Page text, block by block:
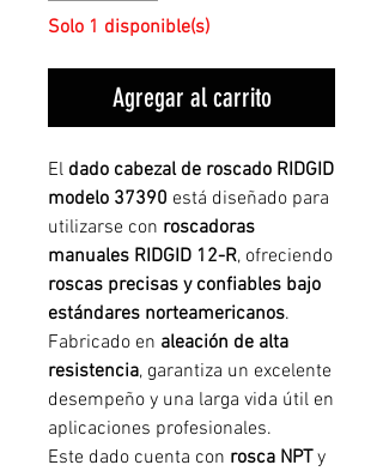
Solo 1 disponible(s)
Agregar al carrito
El dado cabezal de roscado RIDGID
modelo 37390 está diseñado para
utilizarse con roscadoras
manuales RIDGID 12-R, ofreciendo
roscas precisas y confiables bajo
estándares norteamericanos.
Fabricado en aleación de alta
resistencia, garantiza un excelente
desempeño y una larga vida útil en
aplicaciones profesionales.
Este dado cuenta con rosca NPTy